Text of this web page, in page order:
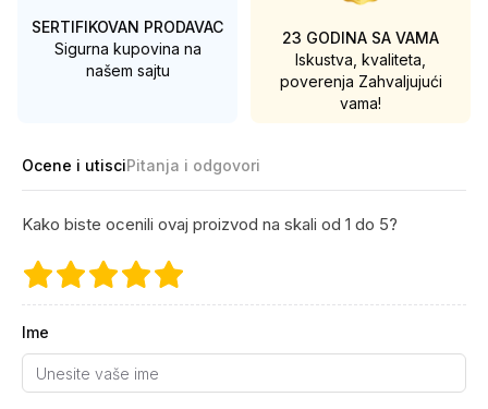
SERTIFIKOVAN PRODAVAC
Sigurna kupovina na
našem sajtu
23 GODINA SA VAMA
Iskustva, kvaliteta,
poverenja Zahvaljujući
vama!
Ocene i utisciPitanja i odgovori
Kako biste ocenili ovaj proizvod na skali od 1 do 5?
Ime